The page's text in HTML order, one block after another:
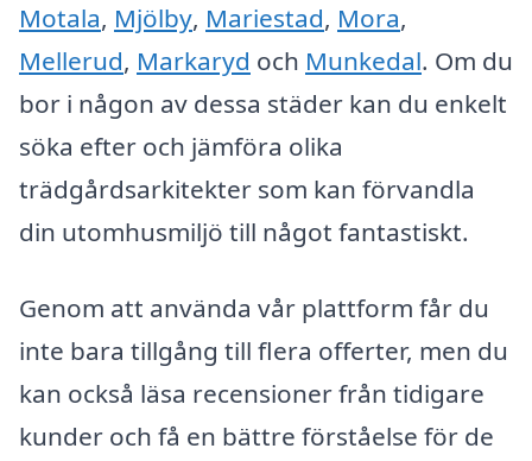
Motala, Mjölby, Mariestad, Mora,
Mellerud, Markaryd och Munkedal. Om du
bor i någon av dessa städer kan du enkelt
söka efter och jämföra olika
trädgårdsarkitekter som kan förvandla
din utomhusmiljö till något fantastiskt.
Genom att använda vår plattform får du
inte bara tillgång till flera offerter, men du
kan också läsa recensioner från tidigare
kunder och få en bättre förståelse för de